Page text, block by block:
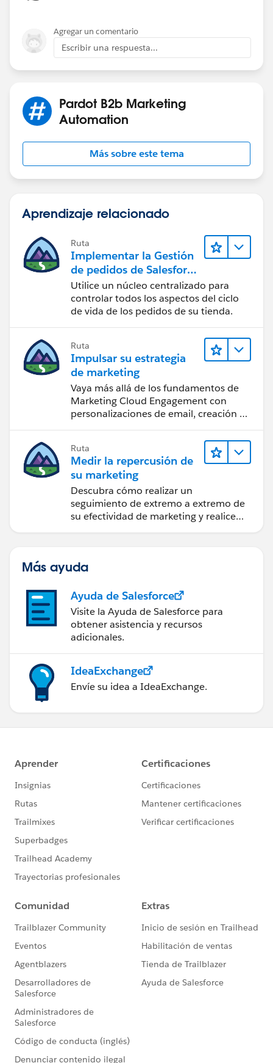
Agregar un comentario
Escribir una respuesta...
Pardot B2b Marketing
Automation
Más sobre este tema
Aprendizaje relacionado
Ruta
Implementar la Gestión
de pedidos de Salesforce
con un establecimiento
de B2B, B2C o
B2B2C Commerce
Utilice un núcleo centralizado para
controlar todos los aspectos del ciclo
de vida de los pedidos de su tienda.
Ruta
Impulsar su estrategia
de marketing
Vaya más allá de los fundamentos de
Marketing Cloud Engagement con
personalizaciones de email, creación de
Ruta
Medir la repercusión de
su marketing
Descubra cómo realizar un
seguimiento de extremo a extremo de
su efectividad de marketing y realice
Más ayuda
Ayuda de Salesforce
Visite la Ayuda de Salesforce para
obtener asistencia y recursos
adicionales.
IdeaExchange
Envíe su idea a IdeaExchange.